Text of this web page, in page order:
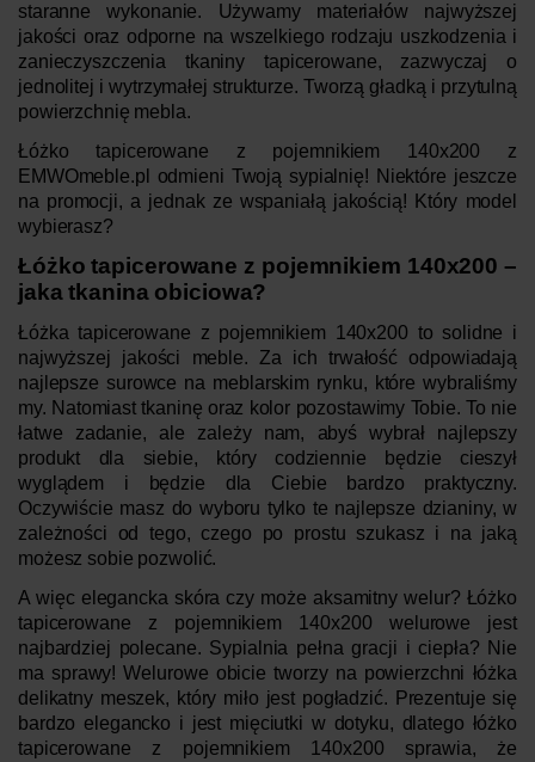
staranne wykonanie. Używamy materiałów najwyższej
jakości oraz odporne na wszelkiego rodzaju uszkodzenia i
zanieczyszczenia tkaniny tapicerowane, zazwyczaj o
jednolitej i wytrzymałej strukturze. Tworzą gładką i przytulną
powierzchnię mebla.
Łóżko tapicerowane z pojemnikiem 140x200 z
EMWOmeble.pl odmieni Twoją sypialnię! Niektóre jeszcze
na promocji, a jednak ze wspaniałą jakością! Który model
wybierasz?
Łóżko tapicerowane z pojemnikiem 140x200 –
jaka tkanina obiciowa?
Łóżka tapicerowane z pojemnikiem 140x200 to solidne i
najwyższej jakości meble. Za ich trwałość odpowiadają
najlepsze surowce na meblarskim rynku, które wybraliśmy
my. Natomiast tkaninę oraz kolor pozostawimy Tobie. To nie
łatwe zadanie, ale zależy nam, abyś wybrał najlepszy
produkt dla siebie, który codziennie będzie cieszył
wyglądem i będzie dla Ciebie bardzo praktyczny.
Oczywiście masz do wyboru tylko te najlepsze dzianiny, w
zależności od tego, czego po prostu szukasz i na jaką
możesz sobie pozwolić.
A więc elegancka skóra czy może aksamitny welur? Łóżko
tapicerowane z pojemnikiem 140x200 welurowe jest
najbardziej polecane. Sypialnia pełna gracji i ciepła? Nie
ma sprawy! Welurowe obicie tworzy na powierzchni łóżka
delikatny meszek, który miło jest pogładzić. Prezentuje się
bardzo elegancko i jest mięciutki w dotyku, dlatego łóżko
tapicerowane z pojemnikiem 140x200 sprawia, że